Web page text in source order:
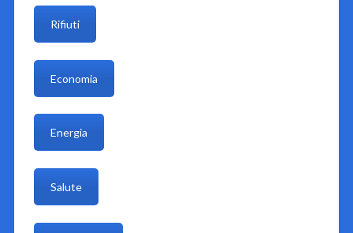
Rifiuti
Economia
Energia
Salute